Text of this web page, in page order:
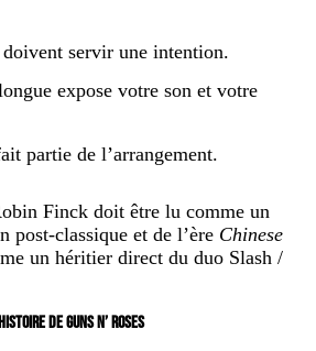
servir une intention.
expose votre son et votre
partie de l’arrangement.
Finck doit être lu comme un
post-classique et de l’ère Chinese
un héritier direct du duo Slash /
DE GUNS N’ ROSES